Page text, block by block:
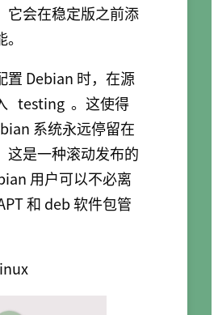
它会在稳定版之前添
置 Debian 时，在源
testing 。这使得
系统永远停留在
这是一种滚动发布的
用户可以不必离
和 deb 软件包管